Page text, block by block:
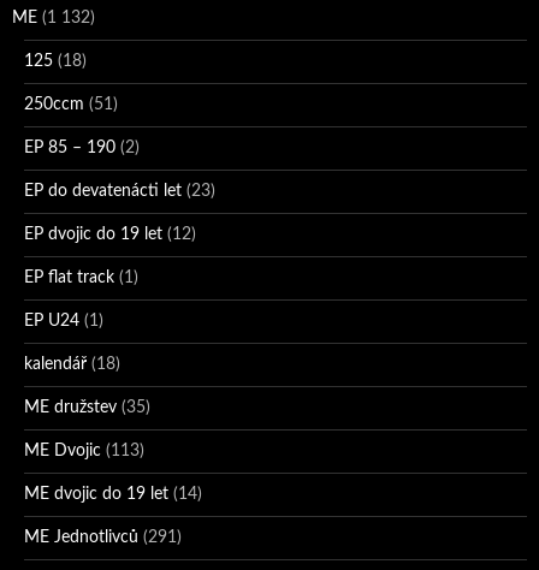
ME (1 132)
125 (18)
250ccm (51)
EP 85 – 190 (2)
EP do devatenácti let (23)
EP dvojic do 19 let (12)
EP flat track (1)
EP U24 (1)
kalendář (18)
ME družstev (35)
ME Dvojic (113)
ME dvojic do 19 let (14)
ME Jednotlivců (291)